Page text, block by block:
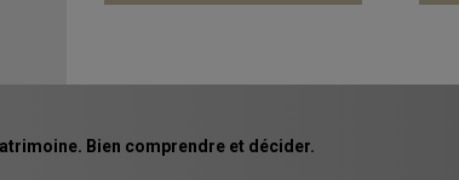
Bien comprendre et décider.